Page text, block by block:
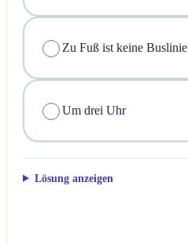
Zu Fuß ist keine Buslinie
Um drei Uhr
Lösung anzeigen